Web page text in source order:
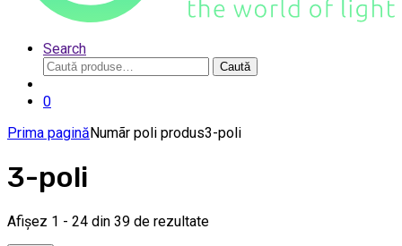
Search
Caută
după:
Caută
0
Prima paginăNumãr poli produs3-poli
3-poli
Afișez 1 - 24 din 39 de rezultate